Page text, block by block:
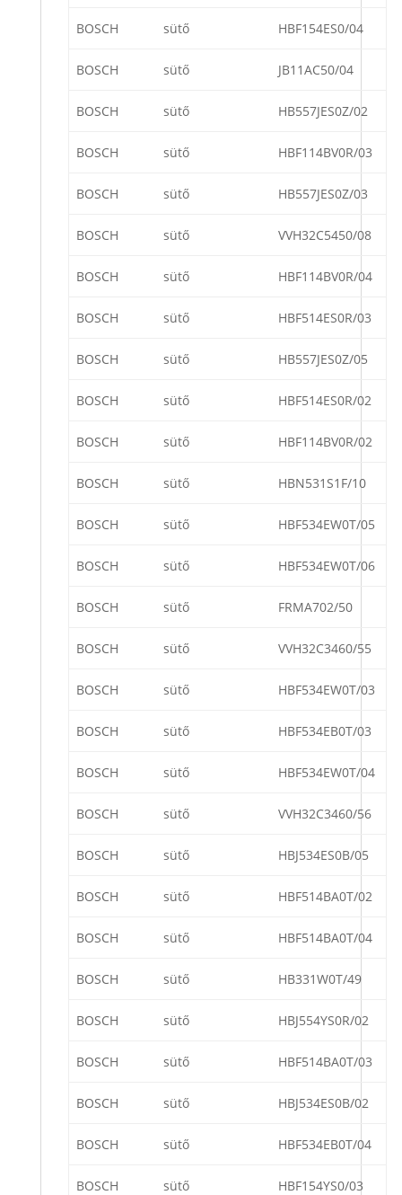
BOSCH sütő HBF154ES0/04
BOSCH sütő JB11AC50/04
BOSCH sütő HB557JES0Z/02
BOSCH sütő HBF114BV0R/03
BOSCH sütő HB557JES0Z/03
BOSCH sütő VVH32C5450/08
BOSCH sütő HBF114BV0R/04
BOSCH sütő HBF514ES0R/03
BOSCH sütő HB557JES0Z/05
BOSCH sütő HBF514ES0R/02
BOSCH sütő HBF114BV0R/02
BOSCH sütő HBN531S1F/10
BOSCH sütő HBF534EW0T/05
BOSCH sütő HBF534EW0T/06
BOSCH sütő FRMA702/50
BOSCH sütő VVH32C3460/55
BOSCH sütő HBF534EW0T/03
BOSCH sütő HBF534EB0T/03
BOSCH sütő HBF534EW0T/04
BOSCH sütő VVH32C3460/56
BOSCH sütő HBJ534ES0B/05
BOSCH sütő HBF514BA0T/02
BOSCH sütő HBF514BA0T/04
BOSCH sütő HB331W0T/49
BOSCH sütő HBJ554YS0R/02
BOSCH sütő HBF514BA0T/03
BOSCH sütő HBJ534ES0B/02
BOSCH sütő HBF534EB0T/04
BOSCH sütő HBF154YS0/03